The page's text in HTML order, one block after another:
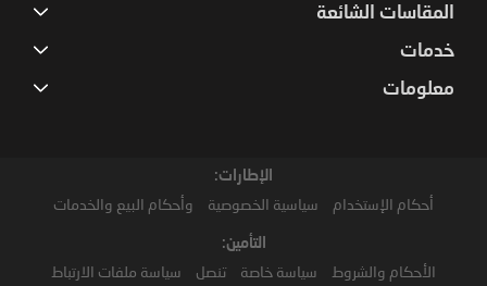
المقاسات الشائعة
خدمات
معلومات
الإطارات:
أحكام الإستخدام سياسية الخصوصية وأحكام البيع والخدمات
التأمين:
الأحكام والشروط سياسة خاصة تنصل سياسة ملفات الارتباط